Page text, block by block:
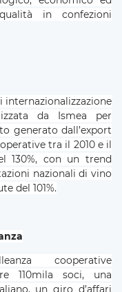
in confezioni
internazionalizzazione
da Ismea per
generato dall’export
tra il 2010 e il
130%, con un trend
nazionali di vino
del 101%.
cooperative
110mila soci, una
un giro d’affari